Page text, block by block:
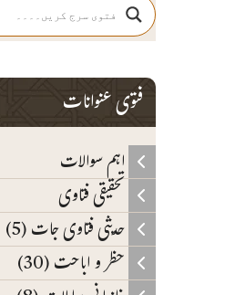
فتوی عنوانات
اہم سوالات
تحقیقی فتاوی
حدیثی فتاوی جات (5)
حظر و اباحت (30)